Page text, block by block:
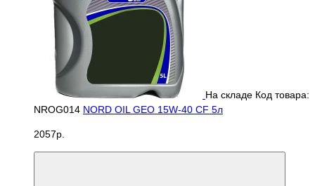
На складе Код товара:
NROG014 NORD OIL GEO 15W-40 CF 5л
2057р.